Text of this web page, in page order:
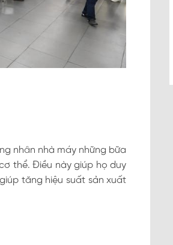
nhân nhà máy những bữa
thể. Điều này giúp họ duy
tăng hiệu suất sản xuất